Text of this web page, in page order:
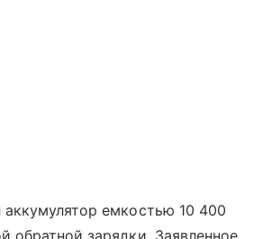
емкостью 10 400
обратной зарядки. Заявленное